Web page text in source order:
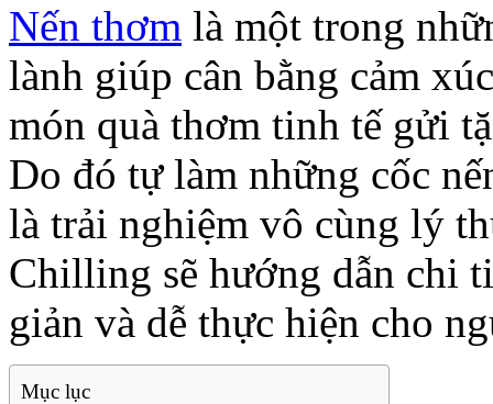
Nến thơm là một trong
lành giúp cân bằng cảm
món quà thơm tinh tế gửi
Do đó tự làm những cốc
là trải nghiệm vô cùng lý
Chilling sẽ hướng dẫn chi
giản và dễ thực hiện cho
Mục lục